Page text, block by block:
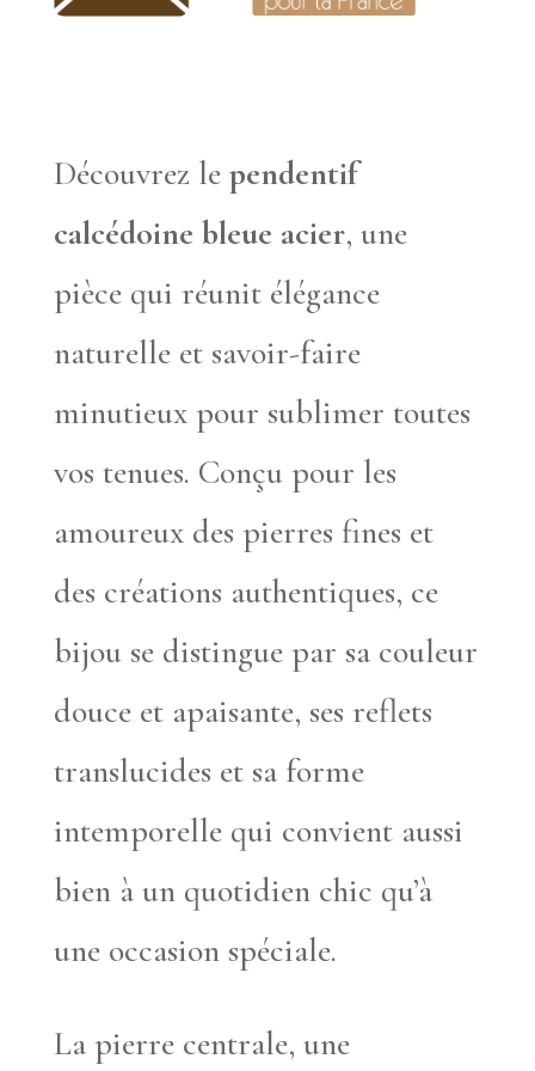
Découvrez le pendentif
calcédoine bleue acier, une
pièce qui réunit élégance
naturelle et savoir-faire
minutieux pour sublimer toutes
vos tenues. Conçu pour les
amoureux des pierres fines et
des créations authentiques, ce
bijou se distingue par sa couleur
douce et apaisante, ses reflets
translucides et sa forme
intemporelle qui convient aussi
bien à un quotidien chic qu’à
une occasion spéciale.
La pierre centrale, une